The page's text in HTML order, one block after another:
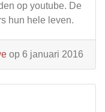
op youtube. De
hun hele leven.
op 6 januari 2016